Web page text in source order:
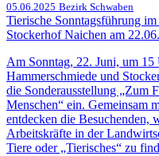
05.06.2025 Bezirk Schwaben
Tierische Sonntagsführung
Stockerhof Naichen am
Am Sonntag, 22. Juni, um 15
Hammerschmiede und
die Sonderausstellung „Zum
Menschen“ ein. Gemeinsam
entdecken die Besuchenden,
Arbeitskräfte in der
Tiere oder „Tierisches“ zu